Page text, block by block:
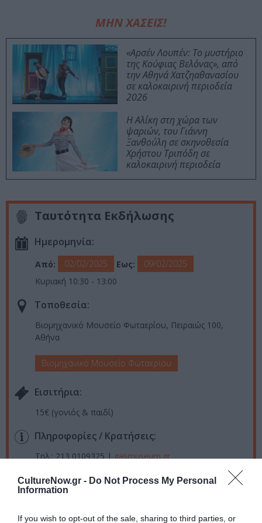
CultureNow.gr - Do Not Process My Personal
Information
If you wish to opt-out of the sale, sharing to third parties, or
ΜΗΝ ΧΑΣΕΙΣ!
«Αρσέν Λουπέν: Το μυστήριο
της Κούφιας Βελόνας», από
την Αθηνά Χατζηαθανασίου
σε καλοκαιρινή περιοδεία
2026
Η Αλίκη στη χώρα των
ψαριών, του Γιάννη
Ξανθούλη σε σκηνοθεσία
Χρήστου Τριπόδη σε
καλοκαιρινή περιοδεία
Ταυτότητα Εκδήλωσης
Ημερομηνία:
Από: 02/02/2025 Εως:
09/02/2025
Κυριακή 10:30 - 13:00
Τοποθεσία:
Βιομηχανικό Μουσείο Φωταερίου, Πειραιώς 100,
Αθήνα
Βιομηχανικό Μουσείο Φωταερίου
Eισιτήρια:
15€ (γονιός & παιδί)
Πληροφορίες / Κρατήσεις:
Τηλ.: 213 0109325 | gasmuseum.gr
Ακολουθήστε το Culturenow.gr στο